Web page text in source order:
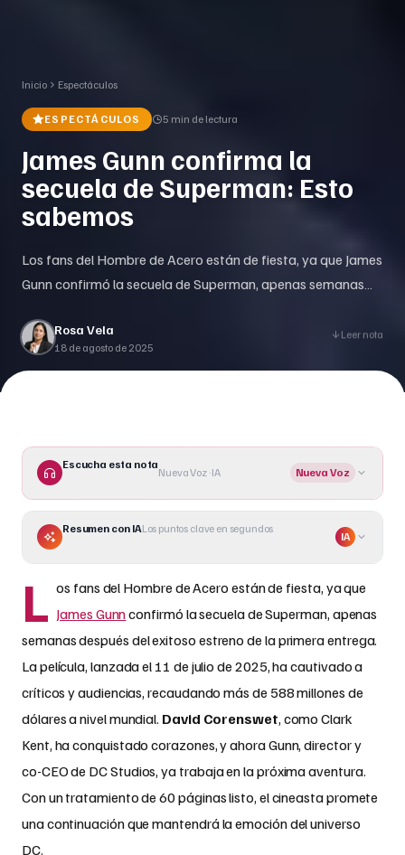
Inicio Espectáculos
ESPECTÁCULOS 5 min de lectura
James Gunn confirma la
secuela de Superman: Esto
sabemos
Los fans del Hombre de Acero están de fiesta, ya que James
Gunn confirmó la secuela de Superman, apenas semanas
película, lanzada el 11 de julio de 2025, ha cautivado a
críticos y audiencias, recaudando más de 588 millones de
Rosa Vela
18 de agosto de 2025
Leer nota
Escucha esta nota
Nueva Voz · IA Nueva Voz
Resumen con IALos puntos clave en segundos
IA
L os fans del Hombre de Acero están de fiesta, ya que
James Gunnconfirmó la secuela de Superman, apenas
semanas después del exitoso estreno de la primera entrega.
La película, lanzada el 11 de julio de 2025, ha cautivado a
críticos y audiencias, recaudando más de 588 millones de
dólares a nivel mundial. David Corenswet, como Clark
Kent, ha conquistado corazones, y ahora Gunn, director y
co-CEO de DC Studios, ya trabaja en la próxima aventura.
Con un tratamiento de 60 páginas listo, el cineasta promete
una continuación que mantendrá la emoción del universo
DC.